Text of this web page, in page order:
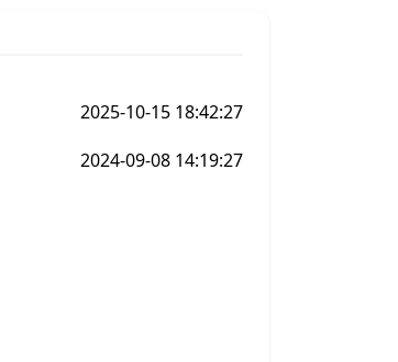
2025-10-15 18:42:27
2024-09-08 14:19:27